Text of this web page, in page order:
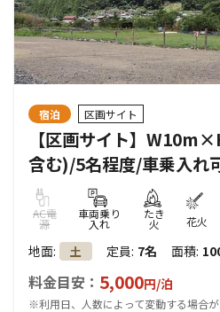
宿泊 区画サイト
【区画サイト】
含む)/5名程度/車乗入れ
AC電
源
車両乗り
入れ
たき
火 花火
地面: 土 定員: 7名 面積:
料金目安： 5,000円/泊
※利用日、人数によって変動する場合が